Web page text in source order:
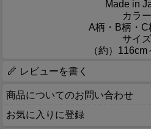
Made in
カラー
A柄・B柄・C
サイズ
（約）
レビューを書く
商品についてのお問い合わせ
お気に入りに登録